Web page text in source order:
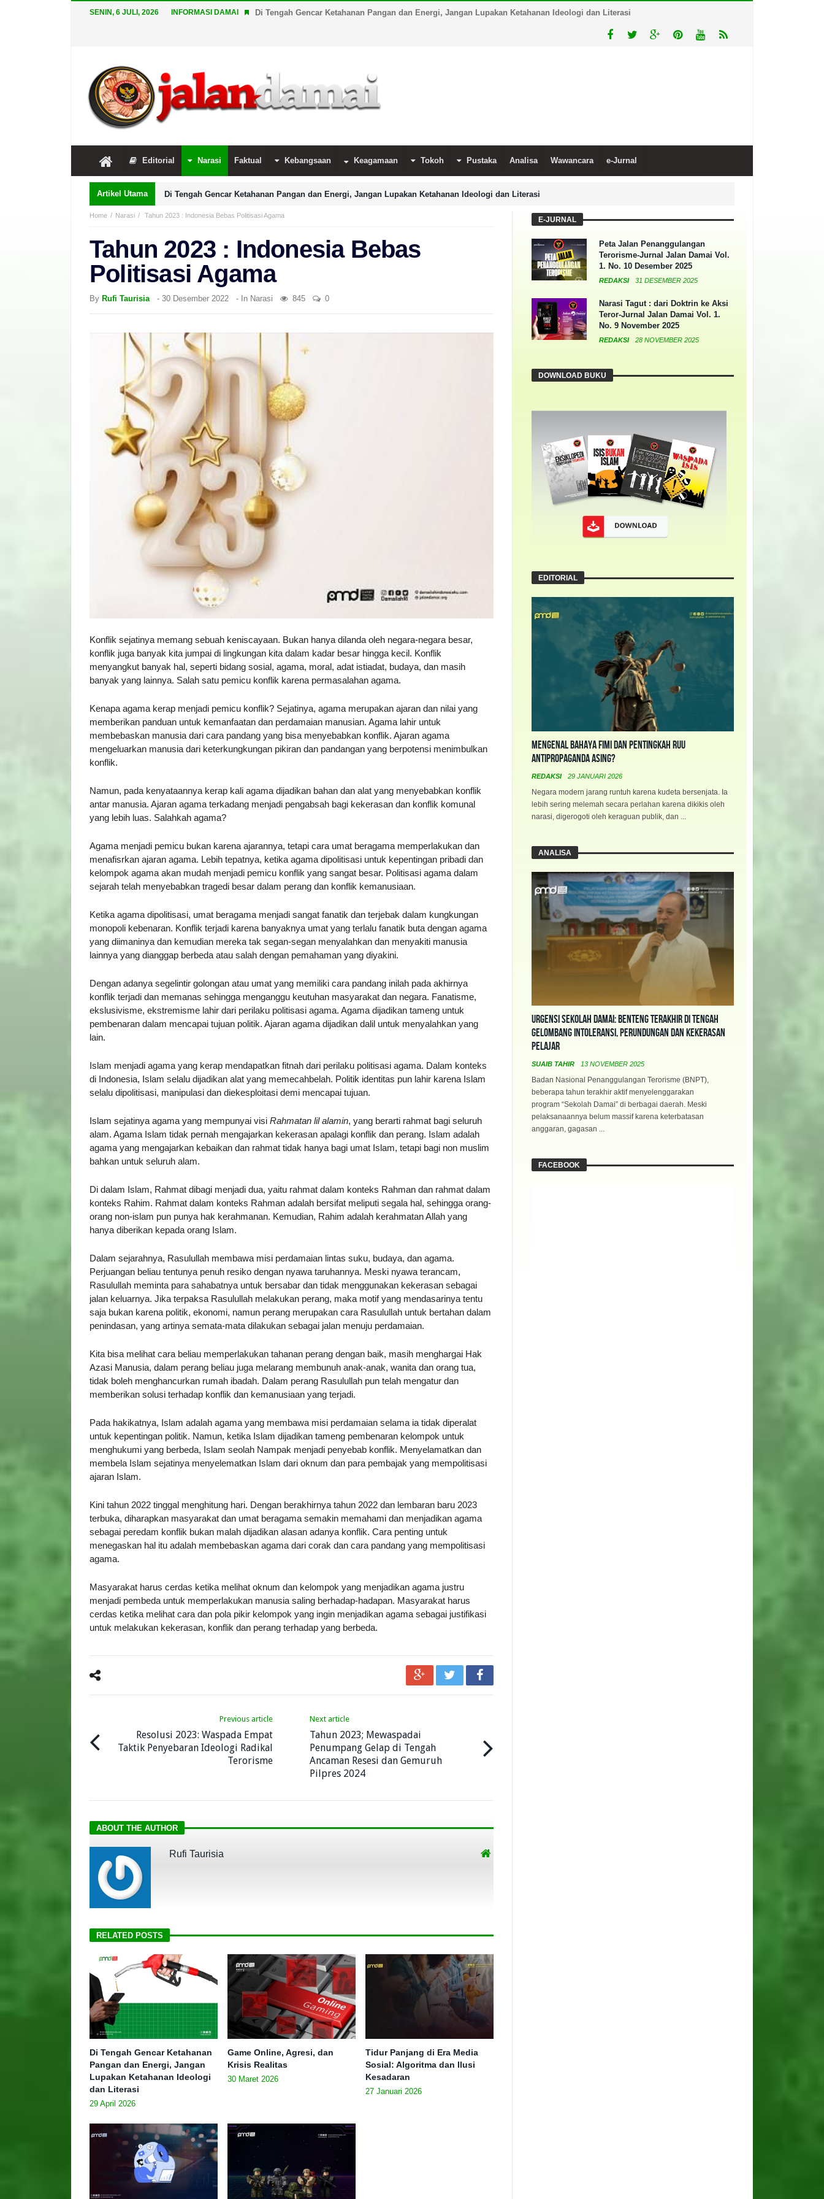
SENIN, 6 JULI, 2026 INFORMASI DAMAI Di Tengah Gencar Ketahanan Pangan dan Energi, Jangan Lupakan Ketahanan Ideologi dan Literasi
Editorial Narasi Faktual Kebangsaan Keagamaan Tokoh Pustaka Analisa Wawancara e-Jurnal
Artikel Utama Di Tengah Gencar Ketahanan Pangan dan Energi, Jangan Lupakan Ketahanan Ideologi dan Literasi
Home Narasi Tahun 2023 : Indonesia Bebas Politisasi Agama
Tahun 2023 : Indonesia Bebas
Politisasi Agama
By Rufi Taurisia - 30 Desember 2022 - In Narasi 845 0
Konflik sejatinya memang sebuah keniscayaan. Bukan hanya dilanda oleh negara-negara besar,
konflik juga banyak kita jumpai di lingkungan kita dalam kadar besar hingga kecil. Konflik
menyangkut banyak hal, seperti bidang sosial, agama, moral, adat istiadat, budaya, dan masih
banyak yang lainnya. Salah satu pemicu konflik karena permasalahan agama.
Kenapa agama kerap menjadi pemicu konflik? Sejatinya, agama merupakan ajaran dan nilai yang
memberikan panduan untuk kemanfaatan dan perdamaian manusian. Agama lahir untuk
membebaskan manusia dari cara pandang yang bisa menyebabkan konflik. Ajaran agama
mengeluarkan manusia dari keterkungkungan pikiran dan pandangan yang berpotensi menimbulkan
konflik.
Namun, pada kenyataannya kerap kali agama dijadikan bahan dan alat yang menyebabkan konflik
antar manusia. Ajaran agama terkadang menjadi pengabsah bagi kekerasan dan konflik komunal
yang lebih luas. Salahkah agama?
Agama menjadi pemicu bukan karena ajarannya, tetapi cara umat beragama memperlakukan dan
menafisrkan ajaran agama. Lebih tepatnya, ketika agama dipolitisasi untuk kepentingan pribadi dan
kelompok agama akan mudah menjadi pemicu konflik yang sangat besar. Politisasi agama dalam
sejarah telah menyebabkan tragedi besar dalam perang dan konflik kemanusiaan.
Ketika agama dipolitisasi, umat beragama menjadi sangat fanatik dan terjebak dalam kungkungan
monopoli kebenaran. Konflik terjadi karena banyaknya umat yang terlalu fanatik buta dengan agama
yang diimaninya dan kemudian mereka tak segan-segan menyalahkan dan menyakiti manusia
lainnya yang dianggap berbeda atau salah dengan pemahaman yang diyakini.
Dengan adanya segelintir golongan atau umat yang memiliki cara pandang inilah pada akhirnya
konflik terjadi dan memanas sehingga menganggu keutuhan masyarakat dan negara. Fanatisme,
ekslusivisme, ekstremisme lahir dari perilaku politisasi agama. Agama dijadikan tameng untuk
pembenaran dalam mencapai tujuan politik. Ajaran agama dijadikan dalil untuk menyalahkan yang
lain.
Islam menjadi agama yang kerap mendapatkan fitnah dari perilaku politisasi agama. Dalam konteks
di Indonesia, Islam selalu dijadikan alat yang memecahbelah. Politik identitas pun lahir karena Islam
selalu dipolitisasi, manipulasi dan diekesploitasi demi mencapai tujuan.
Islam sejatinya agama yang mempunyai visi Rahmatan lil alamin, yang berarti rahmat bagi seluruh
alam. Agama Islam tidak pernah mengajarkan kekerasan apalagi konflik dan perang. Islam adalah
agama yang mengajarkan kebaikan dan rahmat tidak hanya bagi umat Islam, tetapi bagi non muslim
bahkan untuk seluruh alam.
Di dalam Islam, Rahmat dibagi menjadi dua, yaitu rahmat dalam konteks Rahman dan rahmat dalam
konteks Rahim. Rahmat dalam konteks Rahman adalah bersifat meliputi segala hal, sehingga orang-
orang non-islam pun punya hak kerahmanan. Kemudian, Rahim adalah kerahmatan Allah yang
hanya diberikan kepada orang Islam.
Dalam sejarahnya, Rasulullah membawa misi perdamaian lintas suku, budaya, dan agama.
Perjuangan beliau tentunya penuh resiko dengan nyawa taruhannya. Meski nyawa terancam,
Rasulullah meminta para sahabatnya untuk bersabar dan tidak menggunakan kekerasan sebagai
jalan keluarnya. Jika terpaksa Rasulullah melakukan perang, maka motif yang mendasarinya tentu
saja bukan karena politik, ekonomi, namun perang merupakan cara Rasulullah untuk bertahan dalam
penindasan, yang artinya semata-mata dilakukan sebagai jalan menuju perdamaian.
Kita bisa melihat cara beliau memperlakukan tahanan perang dengan baik, masih menghargai Hak
Azasi Manusia, dalam perang beliau juga melarang membunuh anak-anak, wanita dan orang tua,
tidak boleh menghancurkan rumah ibadah. Dalam perang Rasulullah pun telah mengatur dan
memberikan solusi terhadap konflik dan kemanusiaan yang terjadi.
Pada hakikatnya, Islam adalah agama yang membawa misi perdamaian selama ia tidak diperalat
untuk kepentingan politik. Namun, ketika Islam dijadikan tameng pembenaran kelompok untuk
menghukumi yang berbeda, Islam seolah Nampak menjadi penyebab konflik. Menyelamatkan dan
membela Islam sejatinya menyelematkan Islam dari oknum dan para pembajak yang mempolitisasi
ajaran Islam.
Kini tahun 2022 tinggal menghitung hari. Dengan berakhirnya tahun 2022 dan lembaran baru 2023
terbuka, diharapkan masyarakat dan umat beragama semakin memahami dan menjadikan agama
sebagai peredam konflik bukan malah dijadikan alasan adanya konflik. Cara penting untuk
menegaskan hal itu adalah membebaskan agama dari corak dan cara pandang yang mempolitisasi
agama.
Masyarakat harus cerdas ketika melihat oknum dan kelompok yang menjadikan agama justru
menjadi pembeda untuk memperlakukan manusia saling berhadap-hadapan. Masyarakat harus
cerdas ketika melihat cara dan pola pikir kelompok yang ingin menjadikan agama sebagai justifikasi
untuk melakukan kekerasan, konflik dan perang terhadap yang berbeda.
Previous article
Resolusi 2023: Waspada Empat
Taktik Penyebaran Ideologi Radikal
Terorisme
Next article
Tahun 2023; Mewaspadai
Penumpang Gelap di Tengah
Ancaman Resesi dan Gemuruh
Pilpres 2024
ABOUT THE AUTHOR
Rufi Taurisia
RELATED POSTS
Di Tengah Gencar Ketahanan
Pangan dan Energi, Jangan
Lupakan Ketahanan Ideologi
dan Literasi
29 April 2026
Game Online, Agresi, dan
Krisis Realitas
30 Maret 2026
Tidur Panjang di Era Media
Sosial: Algoritma dan Ilusi
Kesadaran
27 Januari 2026
E-JURNAL
Peta Jalan Penanggulangan
Terorisme-Jurnal Jalan Damai Vol.
1. No. 10 Desember 2025
REDAKSI 31 DESEMBER 2025
Narasi Tagut : dari Doktrin ke Aksi
Teror-Jurnal Jalan Damai Vol. 1.
No. 9 November 2025
REDAKSI 28 NOVEMBER 2025
DOWNLOAD BUKU
EDITORIAL
Mengenal Bahaya FIMI dan Pentingkah RUU
Antipropaganda Asing?
REDAKSI 29 JANUARI 2026
Negara modern jarang runtuh karena kudeta bersenjata. Ia
lebih sering melemah secara perlahan karena dikikis oleh
narasi, digerogoti oleh keraguan publik, dan ...
ANALISA
Urgensi Sekolah Damai: Benteng Terakhir di Tengah
Gelombang Intoleransi, Perundungan dan Kekerasan
Pelajar
SUAIB TAHIR 13 NOVEMBER 2025
Badan Nasional Penanggulangan Terorisme (BNPT),
beberapa tahun terakhir aktif menyelenggarakan
program “Sekolah Damai” di berbagai daerah. Meski
pelaksanaannya belum massif karena keterbatasan
anggaran, gagasan ...
FACEBOOK